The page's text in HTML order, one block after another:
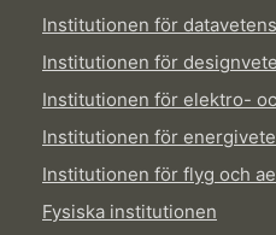
Institutionen för
Institutionen för
Institutionen för elektro-
Institutionen för
Institutionen för flyg och
Fysiska institutionen